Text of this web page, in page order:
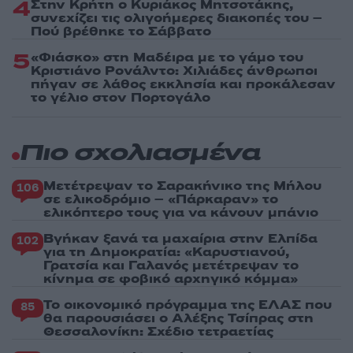
4Στην Κρήτη ο Κυριάκος Μητσοτάκης,
συνεχίζει τις ολιγοήμερες διακοπές του –
Πού βρέθηκε το Σάββατο
5«Φιάσκο» στη Μαδέιρα με το γάμο του
Κριστιάνο Ρονάλντο: Χιλιάδες άνθρωποι
πήγαν σε λάθος εκκλησία και προκάλεσαν
το γέλιο στον Πορτογάλο
Πιο σχολιασμένα
106 Μετέτρεψαν το Σαρακήνικο της Μήλου
σε ελικοδρόμιο – «Πάρκαραν» το
ελικόπτερο τους για να κάνουν μπάνιο
102 Βγήκαν ξανά τα μαχαίρια στην Ελπίδα
για τη Δημοκρατία: «Καρυστιανού,
Γρατσία και Γαλανός μετέτρεψαν το
κίνημα σε φοβικό αρχηγικό κόμμα»
85 Το οικονομικό πρόγραμμα της ΕΛΑΣ που
θα παρουσιάσει ο Αλέξης Τσίπρας στη
Θεσσαλονίκη: Σχέδιο τετραετίας